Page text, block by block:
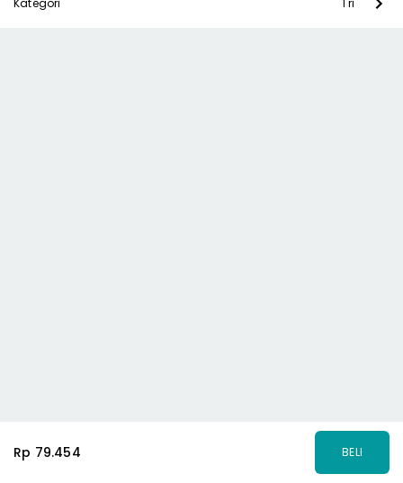
Kategori Tri
Rp 79.454 BELI